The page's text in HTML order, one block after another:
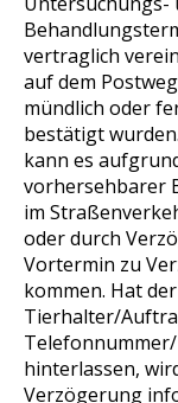
vertraglich
auf dem
mündlich oder
bestätigt
kann es
vorhersehbarer
im
oder durch
Vortermin zu
kommen. Hat der
Tierhalter/
hinterlassen,
Verzögerung